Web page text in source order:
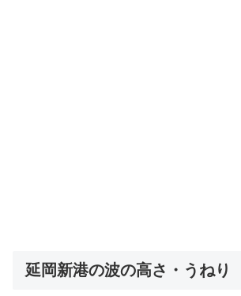
延岡新港の波の高さ・うねり